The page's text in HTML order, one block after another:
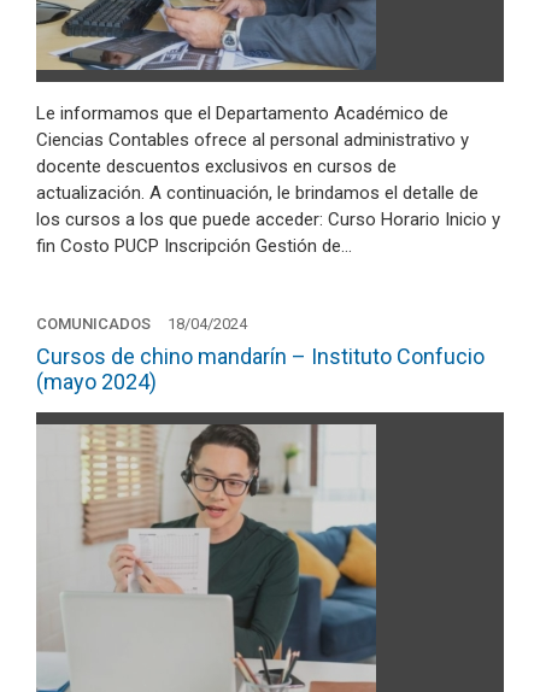
Le informamos que el Departamento Académico de
Ciencias Contables ofrece al personal administrativo y
docente descuentos exclusivos en cursos de
actualización. A continuación, le brindamos el detalle de
los cursos a los que puede acceder: Curso Horario Inicio y
fin Costo PUCP Inscripción Gestión de…
COMUNICADOS 18/04/2024
Cursos de chino mandarín – Instituto Confucio
(mayo 2024)